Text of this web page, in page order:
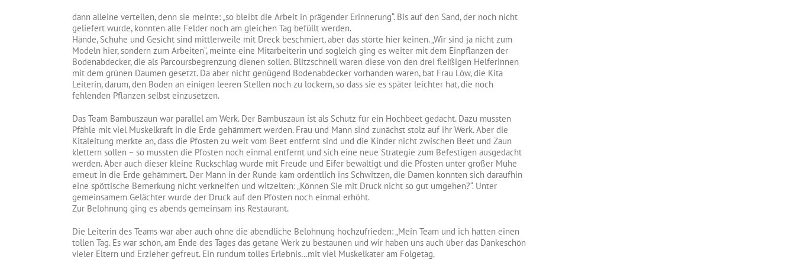
dann alleine verteilen, denn sie meinte: „so bleibt die Arbeit in prägender Erinnerung“. Bis auf den Sand, der noch nicht
geliefert wurde, konnten alle Felder noch am gleichen Tag befüllt werden.
Hände, Schuhe und Gesicht sind mittlerweile mit Dreck beschmiert, aber das störte hier keinen. „Wir sind ja nicht zum
Modeln hier, sondern zum Arbeiten“, meinte eine Mitarbeiterin und sogleich ging es weiter mit dem Einpflanzen der
Bodenabdecker, die als Parcoursbegrenzung dienen sollen. Blitzschnell waren diese von den drei fleißigen Helferinnen
mit dem grünen Daumen gesetzt. Da aber nicht genügend Bodenabdecker vorhanden waren, bat Frau Löw, die Kita
Leiterin, darum, den Boden an einigen leeren Stellen noch zu lockern, so dass sie es später leichter hat, die noch
fehlenden Pflanzen selbst einzusetzen.
Das Team Bambuszaun war parallel am Werk. Der Bambuszaun ist als Schutz für ein Hochbeet gedacht. Dazu mussten
Pfähle mit viel Muskelkraft in die Erde gehämmert werden. Frau und Mann sind zunächst stolz auf ihr Werk. Aber die
Kitaleitung merkte an, dass die Pfosten zu weit vom Beet entfernt sind und die Kinder nicht zwischen Beet und Zaun
klettern sollen – so mussten die Pfosten noch einmal entfernt und sich eine neue Strategie zum Befestigen ausgedacht
werden. Aber auch dieser kleine Rückschlag wurde mit Freude und Eifer bewältigt und die Pfosten unter großer Mühe
erneut in die Erde gehämmert. Der Mann in der Runde kam ordentlich ins Schwitzen, die Damen konnten sich daraufhin
eine spöttische Bemerkung nicht verkneifen und witzelten: „Können Sie mit Druck nicht so gut umgehen?“. Unter
gemeinsamem Gelächter wurde der Druck auf den Pfosten noch einmal erhöht.
Zur Belohnung ging es abends gemeinsam ins Restaurant.
Die Leiterin des Teams war aber auch ohne die abendliche Belohnung hochzufrieden: „Mein Team und ich hatten einen
tollen Tag. Es war schön, am Ende des Tages das getane Werk zu bestaunen und wir haben uns auch über das Dankeschön
vieler Eltern und Erzieher gefreut. Ein rundum tolles Erlebnis…mit viel Muskelkater am Folgetag.